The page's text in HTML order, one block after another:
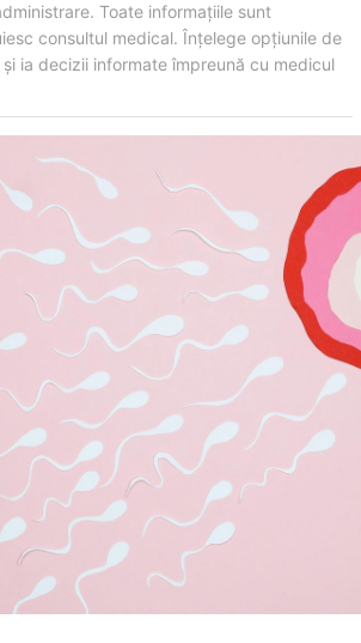
Toate informațiile sunt
consultul medical. Înțelege opțiunile de
ia decizii informate împreună cu medicul